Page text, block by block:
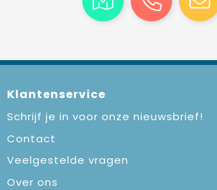
Klantenservice
Schrijf je in voor onze nieuwsbrief!
Contact
Veelgestelde vragen
Over ons